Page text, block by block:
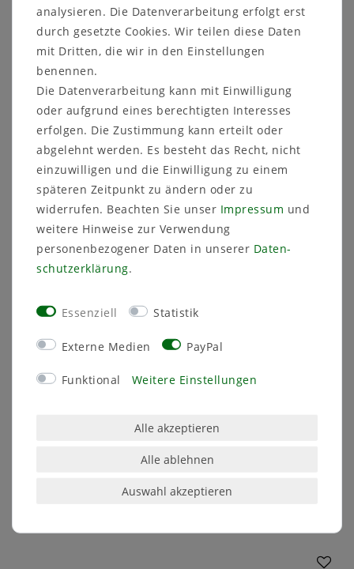
Weitere Details
Länge: 32 cm
Breite: 24 cm
Höhe: 5,5 cm
Material: Kunststoff
Das Pflanzkreuz ist aus Kunststoff (PP) hergestelltund
und ist sehr robust und bruchsicher.
Wibo
Krenz Jürgen Fortschrittstraße 2 02692
analysieren. Die Datenverarbeitung erfolgt erst
durch gesetzte Cookies. Wir teilen diese Daten
mit Dritten, die wir in den Einstellungen
benennen.
Die Datenverarbeitung kann mit Einwilligung
oder aufgrund eines berechtigten Interesses
erfolgen. Die Zustimmung kann erteilt oder
abgelehnt werden. Es besteht das Recht, nicht
einzuwilligen und die Einwilligung zu einem
späteren Zeitpunkt zu ändern oder zu
widerrufen. Beachten Sie unser Impressum und
weitere Hinweise zur Verwendung
personenbezogener Daten in unserer Daten­
schutz­erklärung.
Essenziell Statistik
Externe Medien PayPal
Funktional Weitere Einstellungen
Alle akzeptieren
Alle ablehnen
Auswahl akzeptieren